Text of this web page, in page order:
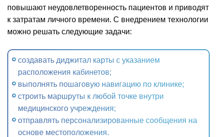
повышают неудовлетворенность пациентов и приводят
к затратам личного времени. С внедрением технологии
можно решать следующие задачи:
создавать диджитал карты с указанием
расположения кабинетов;
выполнять пошаговую навигацию по клинике;
строить маршруты к любой точке внутри
медицинского учреждения;
отправлять персонализированные сообщения на
основе местоположения.